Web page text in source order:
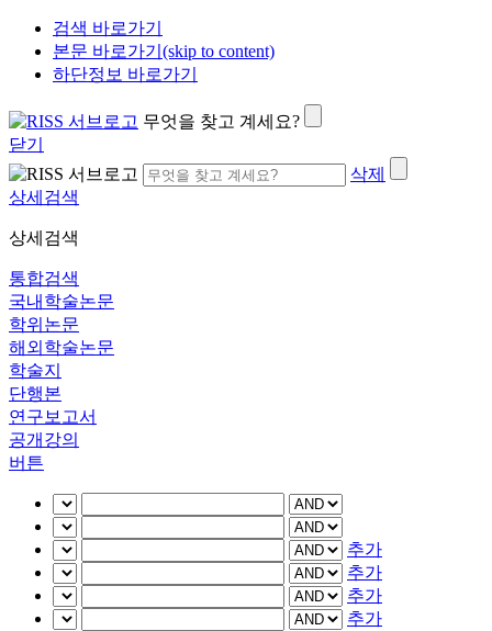
검색 바로가기
본문 바로가기(skip to content)
하단정보 바로가기
무엇을 찾고 계세요?
닫기
삭제
상세검색
상세검색
통합검색
국내학술논문
학위논문
해외학술논문
학술지
단행본
연구보고서
공개강의
버튼
추가
추가
추가
추가